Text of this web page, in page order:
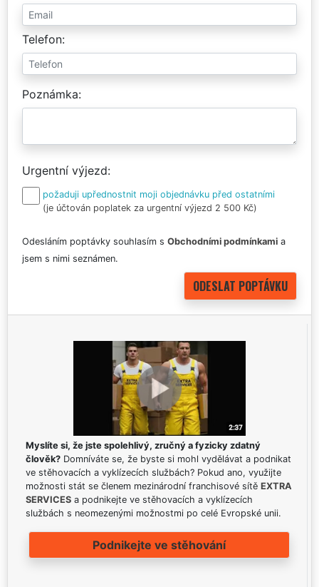
Telefon
Poznámka
Urgentní výjezd
požaduji upřednostnit moji objednávku před ostatními
(je účtován poplatek za urgentní výjezd 2 500 Kč)
Odesláním poptávky souhlasím s Obchodními podmínkami a
jsem s nimi seznámen.
Myslíte si, že jste spolehlivý, zručný a fyzicky zdatný
člověk? Domníváte se, že byste si mohl vydělávat a podnikat
ve stěhovacích a vyklízecích službách? Pokud ano, využijte
možnosti stát se členem mezinárodní franchisové sítě EXTRA
SERVICES a podnikejte ve stěhovacích a vyklízecích
službách s neomezenými možnostmi po celé Evropské unii.
Podnikejte ve stěhování